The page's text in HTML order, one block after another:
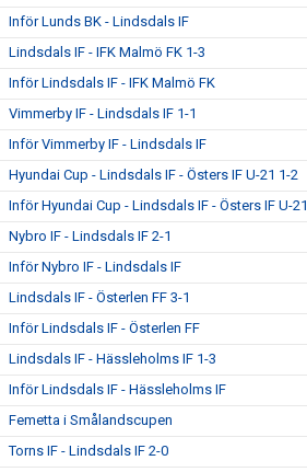
Inför Lunds BK - Lindsdals IF
Lindsdals IF - IFK Malmö FK 1-3
Inför Lindsdals IF - IFK Malmö FK
Vimmerby IF - Lindsdals IF 1-1
Inför Vimmerby IF - Lindsdals IF
Hyundai Cup - Lindsdals IF - Östers IF U-21 1-2
Inför Hyundai Cup - Lindsdals IF - Östers IF U-21
Nybro IF - Lindsdals IF 2-1
Inför Nybro IF - Lindsdals IF
Lindsdals IF - Österlen FF 3-1
Inför Lindsdals IF - Österlen FF
Lindsdals IF - Hässleholms IF 1-3
Inför Lindsdals IF - Hässleholms IF
Femetta i Smålandscupen
Torns IF - Lindsdals IF 2-0